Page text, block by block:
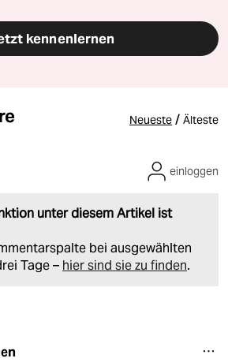
kennenlernen
Neueste / Älteste
unter diesem Artikel ist
bei ausgewählten
Tage – hier sind sie zu finden.
einloggen